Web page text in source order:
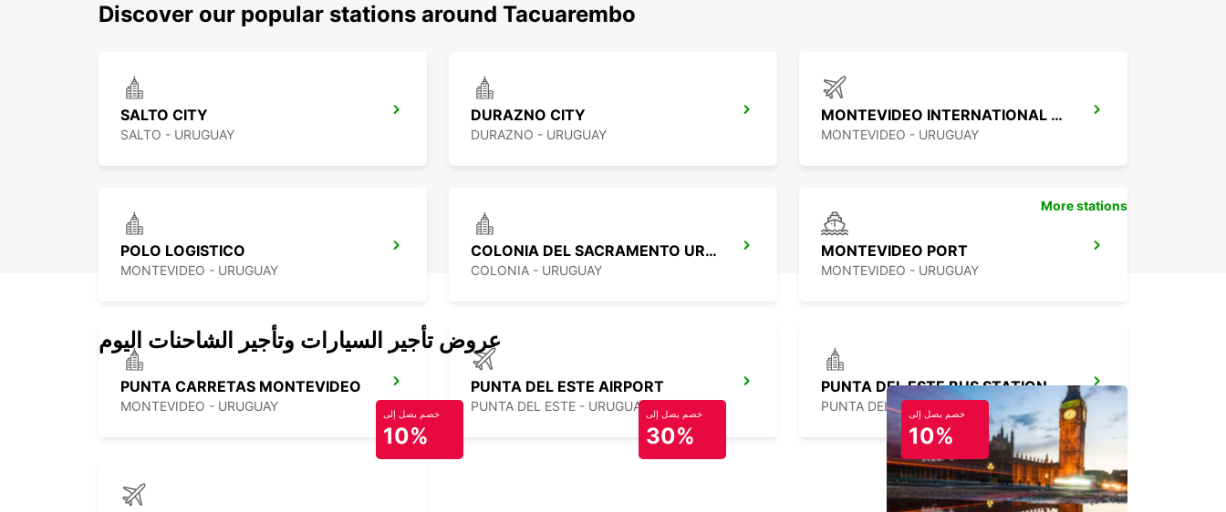
Discover our popular stations around Tacuarembo
SALTO CITY
SALTO - URUGUAY
DURAZNO CITY
DURAZNO - URUGUAY
MONTEVIDEO INTERNATIONAL AIRPORT
MONTEVIDEO - URUGUAY
POLO LOGISTICO
MONTEVIDEO - URUGUAY
COLONIA DEL SACRAMENTO URUGUAY
COLONIA - URUGUAY
MONTEVIDEO PORT
MONTEVIDEO - URUGUAY
PUNTA CARRETAS MONTEVIDEO
MONTEVIDEO - URUGUAY
PUNTA DEL ESTE AIRPORT
PUNTA DEL ESTE - URUGUAY
PUNTA DEL ESTE BUS STATION
PUNTA DEL ESTE - URUGUAY
More stations
عروض تأجير السيارات وتأجير الشاحنات اليوم
خصم يصل إلى
10%
خصم يصل إلى
30%
خصم يصل إلى
10%